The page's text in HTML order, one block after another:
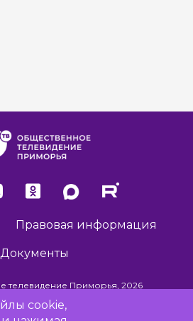
Правовая информация
Документы
телевидение Приморья, 2026
cookie,